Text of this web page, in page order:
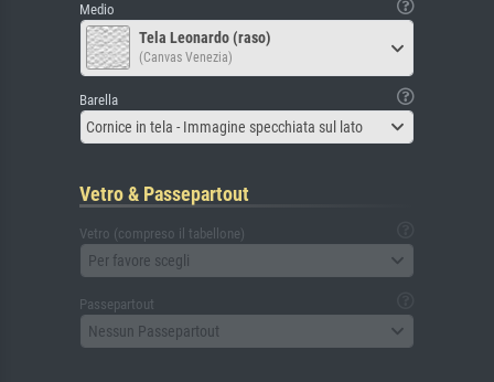
Medio
Tela Leonardo (raso)
(Canvas Venezia)
Barella
Cornice in tela - Immagine specchiata sul lato
Vetro & Passepartout
Vetro (compreso il tabellone)
Per favore scegli
Passepartout
Nessun Passepartout